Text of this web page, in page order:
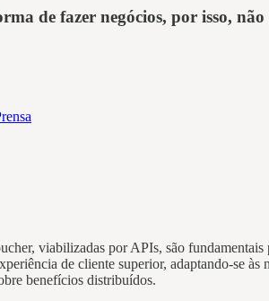
de fazer negócios, por isso,
viabilizadas por APIs, são fundamentais
de cliente superior, adaptando-se às
benefícios distribuídos.